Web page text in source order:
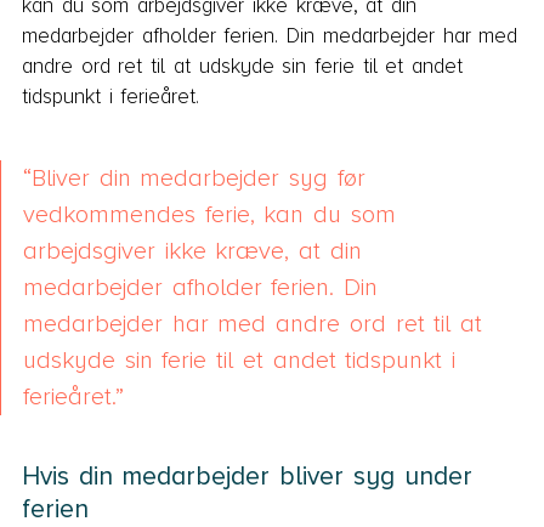
kan du som arbejdsgiver ikke kræve, at din
medarbejder afholder ferien. Din medarbejder har med
andre ord ret til at udskyde sin ferie til et andet
tidspunkt i ferieåret.
Bliver din medarbejder syg før
vedkommendes ferie, kan du som
arbejdsgiver ikke kræve, at din
medarbejder afholder ferien. Din
medarbejder har med andre ord ret til at
udskyde sin ferie til et andet tidspunkt i
ferieåret.
Hvis din medarbejder bliver syg under
ferien